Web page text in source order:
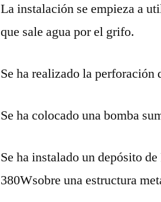
La instalación se empieza a
que sale agua por el grifo.
Se ha realizado la perforación
Se ha colocado una bomba
Se ha instalado un depósito
380Wsobre una estructura